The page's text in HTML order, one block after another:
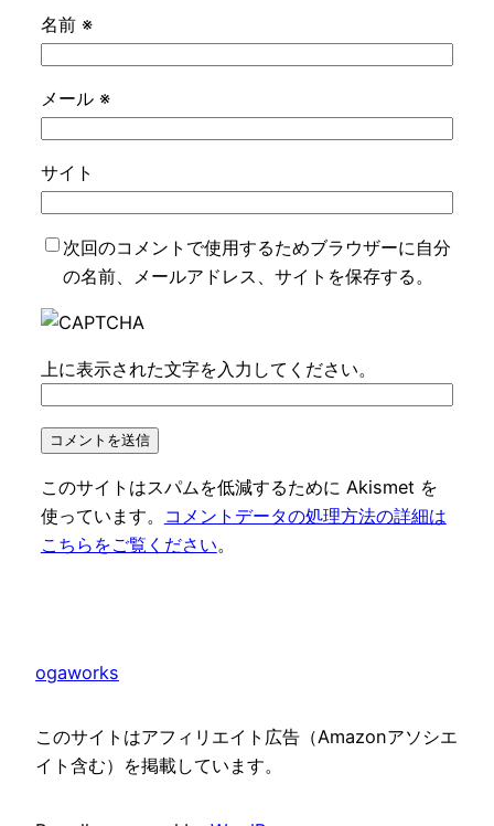
名前 ※
メール ※
サイト
次回のコメントで使用するためブラウザーに自分
の名前、メールアドレス、サイトを保存する。
上に表示された文字を入力してください。
このサイトはスパムを低減するために Akismet を
使っています。
コメントデータの処理方法の詳細は
こちらをご覧ください。
ogaworks
このサイトはアフィリエイト広告（Amazonアソシエ
イト含む）を掲載しています。